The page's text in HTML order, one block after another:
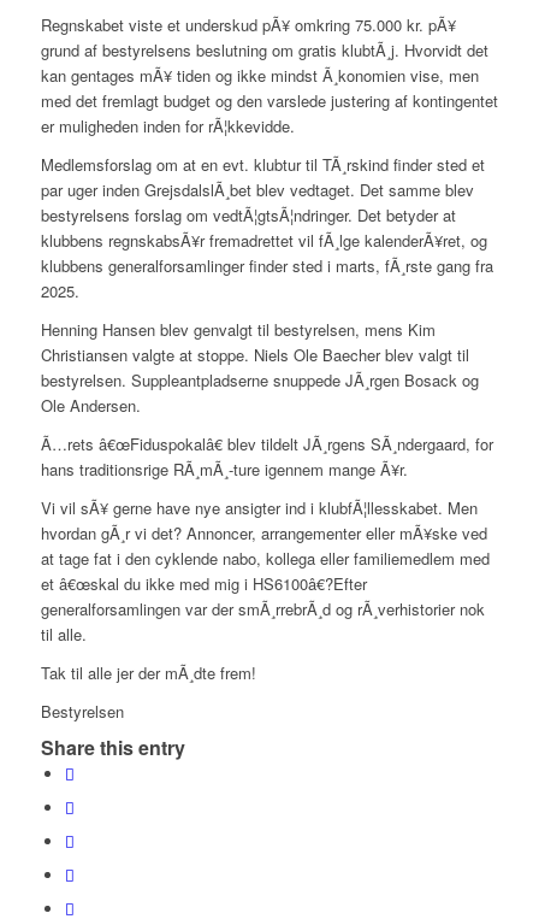
Regnskabet viste et underskud pÃ¥ omkring 75.000 kr. pÃ¥
grund af bestyrelsens beslutning om gratis klubtÃ¸j. Hvorvidt det
kan gentages mÃ¥ tiden og ikke mindst Ã¸konomien vise, men
med det fremlagt budget og den varslede justering af kontingentet
er muligheden inden for rÃ¦kkevidde.
Medlemsforslag om at en evt. klubtur til TÃ¸rskind finder sted et
par uger inden GrejsdalslÃ¸bet blev vedtaget. Det samme blev
bestyrelsens forslag om vedtÃ¦gtsÃ¦ndringer. Det betyder at
klubbens regnskabsÃ¥r fremadrettet vil fÃ¸lge kalenderÃ¥ret, og
klubbens generalforsamlinger finder sted i marts, fÃ¸rste gang fra
2025.
Henning Hansen blev genvalgt til bestyrelsen, mens Kim
Christiansen valgte at stoppe. Niels Ole Baecher blev valgt til
bestyrelsen. Suppleantpladserne snuppede JÃ¸rgen Bosack og
Ole Andersen.
Ã…rets â€œFiduspokalâ€ blev tildelt JÃ¸rgens SÃ¸ndergaard, for
hans traditionsrige RÃ¸mÃ¸-ture igennem mange Ã¥r.
Vi vil sÃ¥ gerne have nye ansigter ind i klubfÃ¦llesskabet. Men
hvordan gÃ¸r vi det? Annoncer, arrangementer eller mÃ¥ske ved
at tage fat i den cyklende nabo, kollega eller familiemedlem med
et â€œskal du ikke med mig i HS6100â€?Efter
generalforsamlingen var der smÃ¸rrebrÃ¸d og rÃ¸verhistorier nok
til alle.
Tak til alle jer der mÃ¸dte frem!
Bestyrelsen
Share this entry